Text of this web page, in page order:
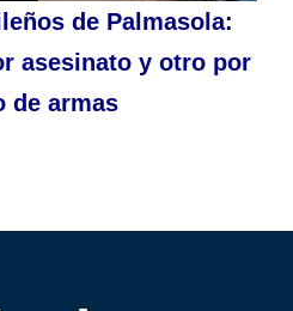
de Palmasola:
asesinato y otro por
de armas